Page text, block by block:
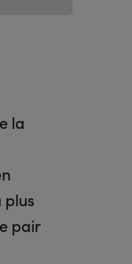
la
plus
pair